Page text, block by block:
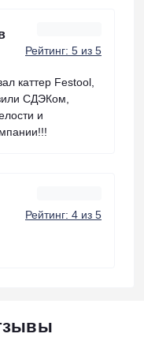
Рейтинг: 5 из 5
каттер Festool,
СДЭКом,
и
Рейтинг: 4 из 5